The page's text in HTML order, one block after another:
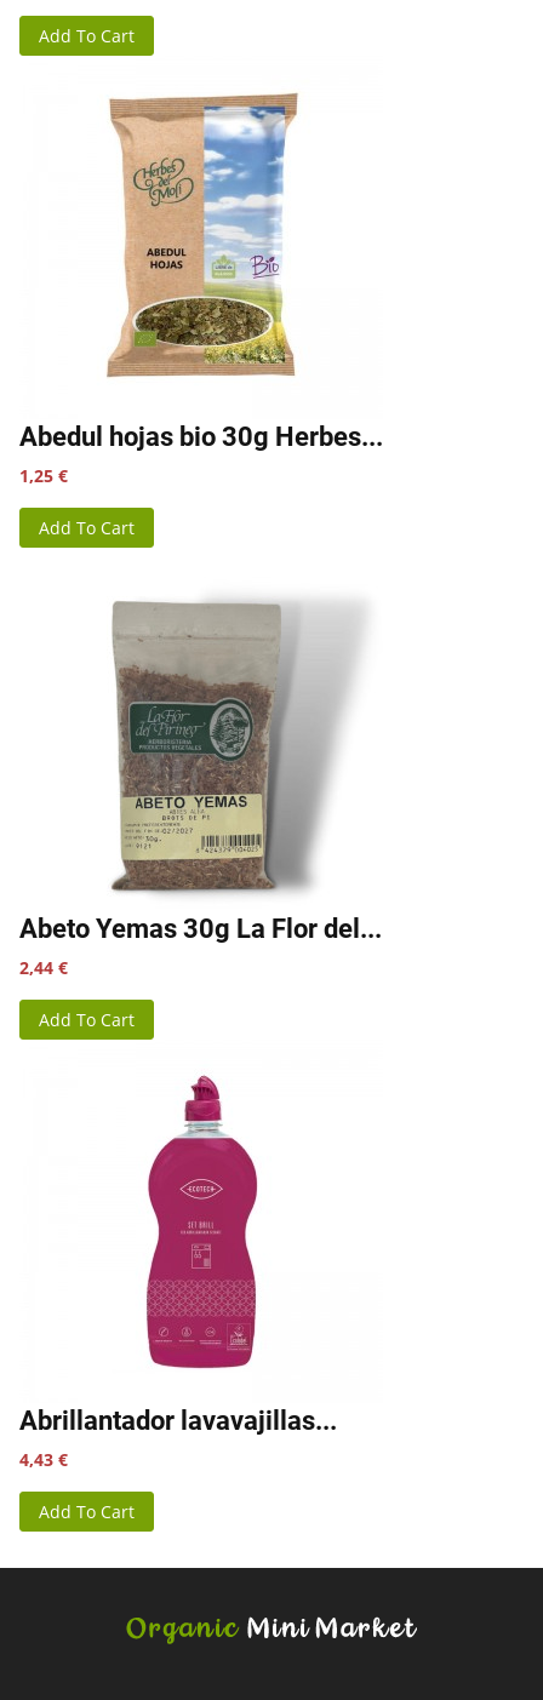
Add To Cart
Abedul hojas bio 30g Herbes...
Precio
1,25 €
Add To Cart
Abeto Yemas 30g La Flor del...
Precio
2,44 €
Add To Cart
Abrillantador lavavajillas...
Precio
4,43 €
Add To Cart